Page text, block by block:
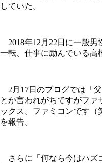
していた。
2018年12月22日に一般男
一転、仕事に励んでいる高
2月17日のブログでは「
とか言われがちですがファ
ックス。ファミコンです（
を報告。
さらに「何なら今はハズ